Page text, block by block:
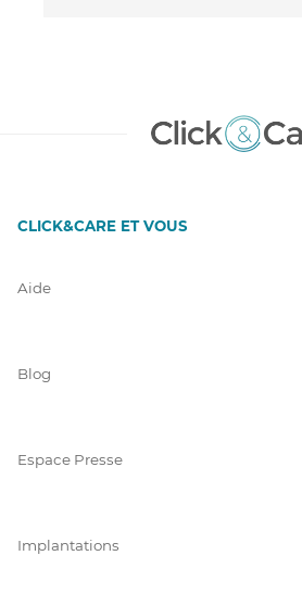
CLICK&CARE ET VOUS
Aide
Blog
Espace Presse
Implantations